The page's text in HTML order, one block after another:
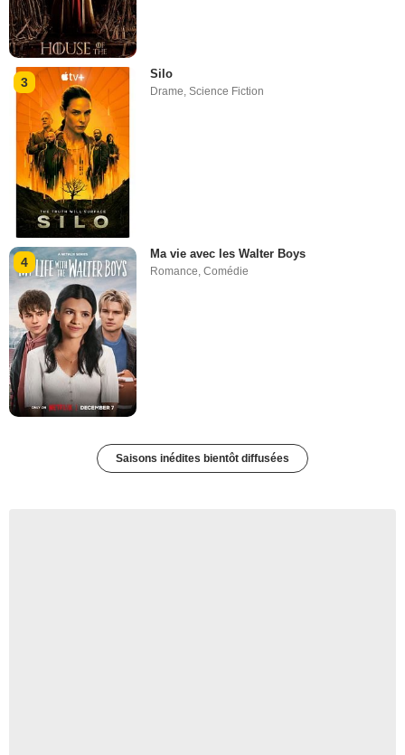
3
Silo
Drame,Science Fiction
4
Ma vie avec les Walter Boys
Romance ,Comédie
Saisons inédites bientôt diffusées